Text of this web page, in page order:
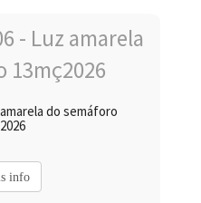
do semáforo
info